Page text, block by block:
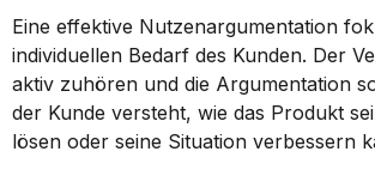
Eine effektive Nutzenargumentation
individuellen Bedarf des Kunden. Der
aktiv zuhören und die Argumentation
der Kunde versteht, wie das Produkt
lösen oder seine Situation verbessern